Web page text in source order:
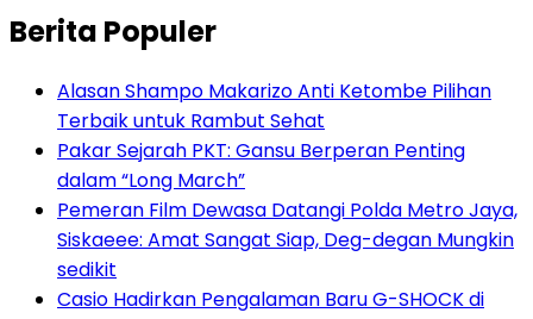
Berita Populer
Alasan Shampo Makarizo Anti Ketombe Pilihan
Terbaik untuk Rambut Sehat
Pakar Sejarah PKT: Gansu Berperan Penting
dalam “Long March”
Pemeran Film Dewasa Datangi Polda Metro Jaya,
Siskaeee: Amat Sangat Siap, Deg-degan Mungkin
sedikit
Casio Hadirkan Pengalaman Baru G-SHOCK di